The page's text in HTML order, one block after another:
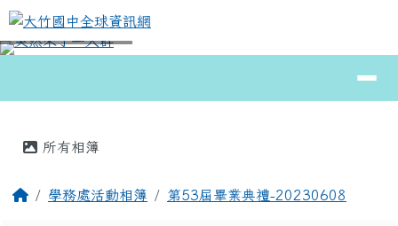
跳至主內容區
大竹國中全球資訊網
⏸
所有相簿
回首頁學務處活動相簿 第53屆畢業典禮-20230608